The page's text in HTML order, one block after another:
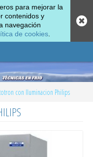
para mejorar la
contenidos y
navegación
de cookies
con Iluminacion Philips